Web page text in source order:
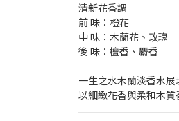
清新花香調
前 味：橙花
中 味：木蘭花、玫瑰
後 味：檀香、麝香
一生之水木蘭淡香水
以細緻花香與柔和木